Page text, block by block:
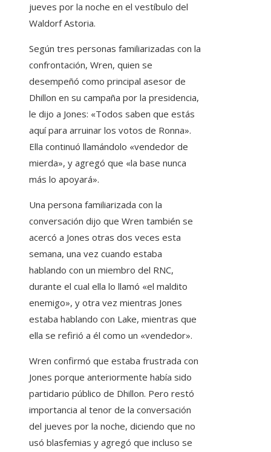
jueves por la noche en el vestíbulo del
Waldorf Astoria.
Según tres personas familiarizadas con la
confrontación, Wren, quien se
desempeñó como principal asesor de
Dhillon en su campaña por la presidencia,
le dijo a Jones: «Todos saben que estás
aquí para arruinar los votos de Ronna».
Ella continuó llamándolo «vendedor de
mierda», y agregó que «la base nunca
más lo apoyará».
Una persona familiarizada con la
conversación dijo que Wren también se
acercó a Jones otras dos veces esta
semana, una vez cuando estaba
hablando con un miembro del RNC,
durante el cual ella lo llamó «el maldito
enemigo», y otra vez mientras Jones
estaba hablando con Lake, mientras que
ella se refirió a él como un «vendedor».
Wren confirmó que estaba frustrada con
Jones porque anteriormente había sido
partidario público de Dhillon. Pero restó
importancia al tenor de la conversación
del jueves por la noche, diciendo que no
usó blasfemias y agregó que incluso se